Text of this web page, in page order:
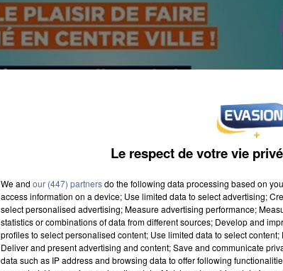
Le respect de votre vie
We and our (447) partnersdo the following data processing based on
access information on a device; Use limited data to select advertising;
select personalised advertising; Measure advertising performance;
statistics or combinations of data from different sources; Develop and
profiles to select personalised content; Use limited data to select
Deliver and present advertising and content; Save and communicate
data such as IP address and browsing data to offer following